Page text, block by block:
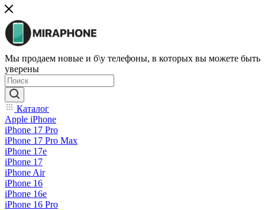
Мы продаем новые и б\у телефоны, в которых вы можете быть
уверены
Каталог
Apple iPhone
iPhone 17 Pro
iPhone 17 Pro Max
iPhone 17e
iPhone 17
iPhone Air
iPhone 16
iPhone 16e
iPhone 16 Pro